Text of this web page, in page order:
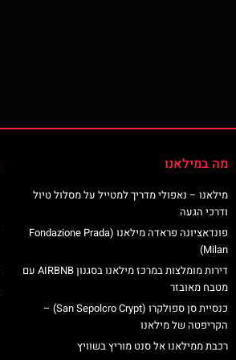
מה במילאנו
מילאנו – נאפולי מדריך למטייל על מסלול טיול
ודרכי הגעה
פונדאציונה פראדה מילאנו (Fondazione Prada
Milan)
דירות מומלצות במרכז מילאנו בסגנון AIRBNB עם
מטבח מאובזר
כנסיית סן ספולקרו (San Sepolcro Crypt) –
הקריפטה של מילאנו
רכבת ממילאנו אל סנט מוריץ בשוויץ